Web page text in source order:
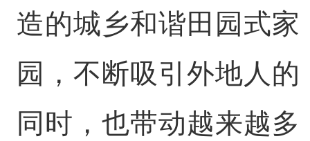
造的城乡和谐田园式家
园，不断吸引外地人的
同时，也带动越来越多